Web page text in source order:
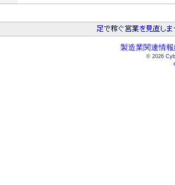
製造業関連情
© 2026